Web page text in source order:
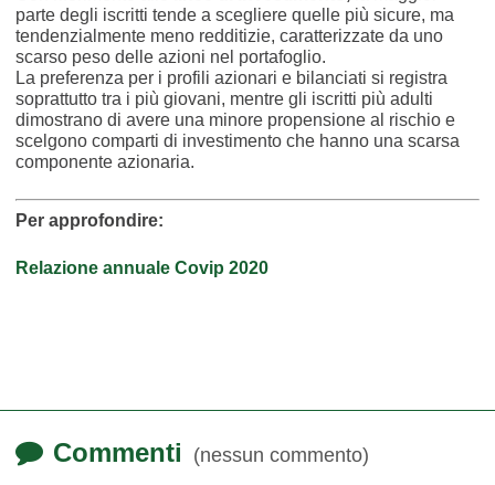
parte degli iscritti tende a scegliere quelle più sicure, ma
tendenzialmente meno redditizie, caratterizzate da uno
scarso peso delle azioni nel portafoglio.
La preferenza per i profili azionari e bilanciati si registra
soprattutto tra i più giovani, mentre gli iscritti più adulti
dimostrano di avere una minore propensione al rischio e
scelgono comparti di investimento che hanno una scarsa
componente azionaria.
Per approfondire:
Relazione annuale Covip 2020
Commenti (nessun commento)